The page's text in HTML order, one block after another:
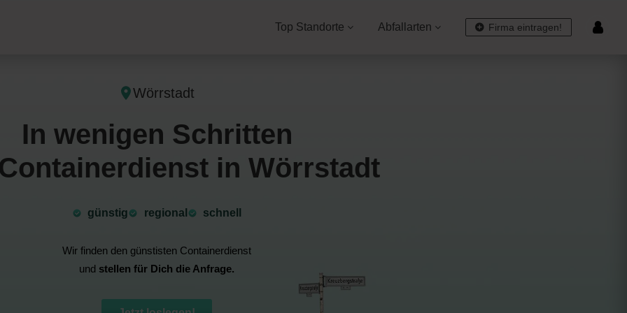
Firma eintragen!
Top Standorte Abfallarten
Wörrstadt
In wenigen Schritten
in Wörrstadt
günstig ⁠regional schnell
Wir finden den günstisten Containerdienst
und stellen für Dich die Anfrage.